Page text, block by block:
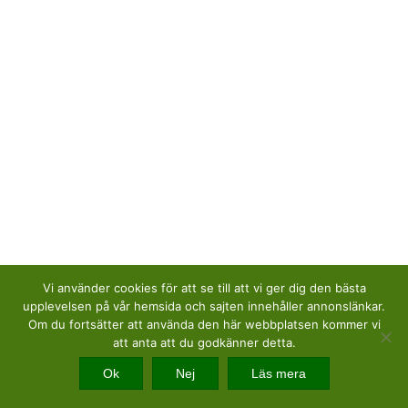
Vi använder cookies för att se till att vi ger dig den bästa
upplevelsen på vår hemsida och sajten innehåller annonslänkar.
Om du fortsätter att använda den här webbplatsen kommer vi
att anta att du godkänner detta.
Ok Nej Läs mera